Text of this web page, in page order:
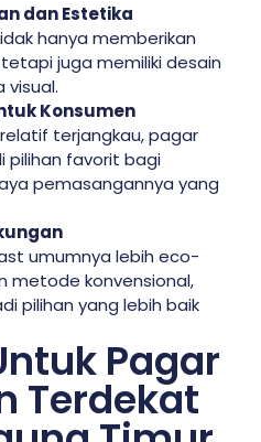
dan Estetika
hanya memberikan
juga memiliki desain
visual.
Konsumen
terjangkau, pagar
pilihan favorit bagi
pemasangannya yang
umumnya lebih eco-
metode konvensional,
pilihan yang lebih baik
Pagar
Terdekat